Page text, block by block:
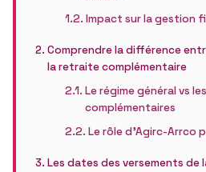
Impact sur la gestion
Comprendre la différence
la retraite complémentaire
Le régime général vs
complémentaires
Le rôle d’Agirc-Arrco
Les dates des versements de